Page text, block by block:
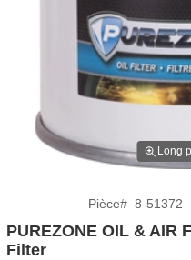
Long
Pièce# 8-51372
PUREZONE OIL & AIR
Filter